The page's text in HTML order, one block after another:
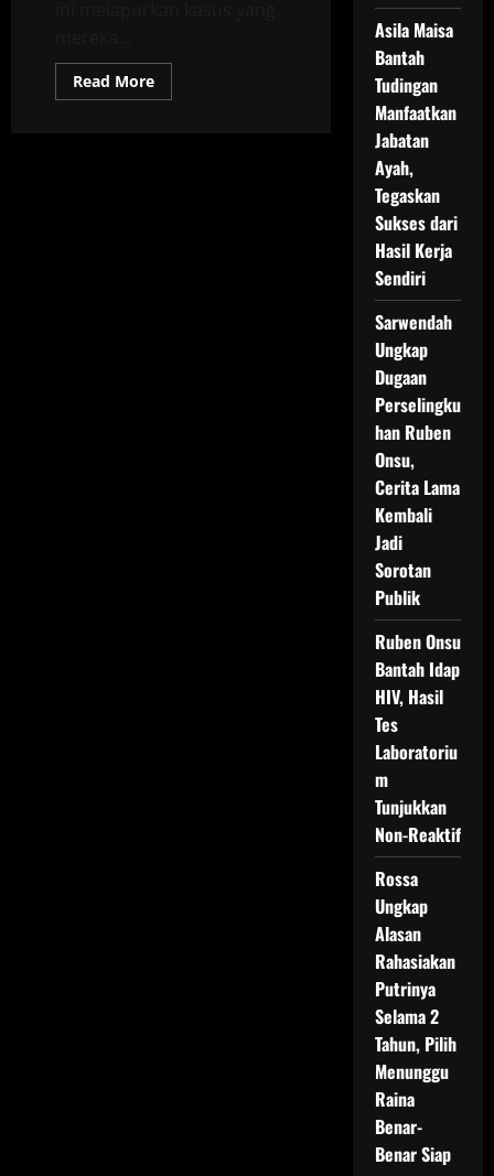
Read MoreRead
more
Asila Maisa
Bantah
Tudingan
Manfaatkan
Jabatan
Ayah,
Tegaskan
Sukses dari
Hasil Kerja
Sendiri
Sarwendah
Ungkap
Dugaan
Perselingku
han Ruben
Onsu,
Cerita Lama
Kembali
Jadi
Sorotan
Publik
Ruben Onsu
Bantah Idap
HIV, Hasil
Tes
Laboratoriu
m
Tunjukkan
Non-Reaktif
Rossa
Ungkap
Alasan
Rahasiakan
Putrinya
Selama 2
Tahun, Pilih
Menunggu
Raina
Benar-
Benar Siap